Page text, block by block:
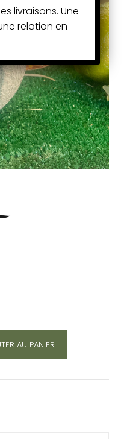
AU PANIER
livraisons. Une
relation en